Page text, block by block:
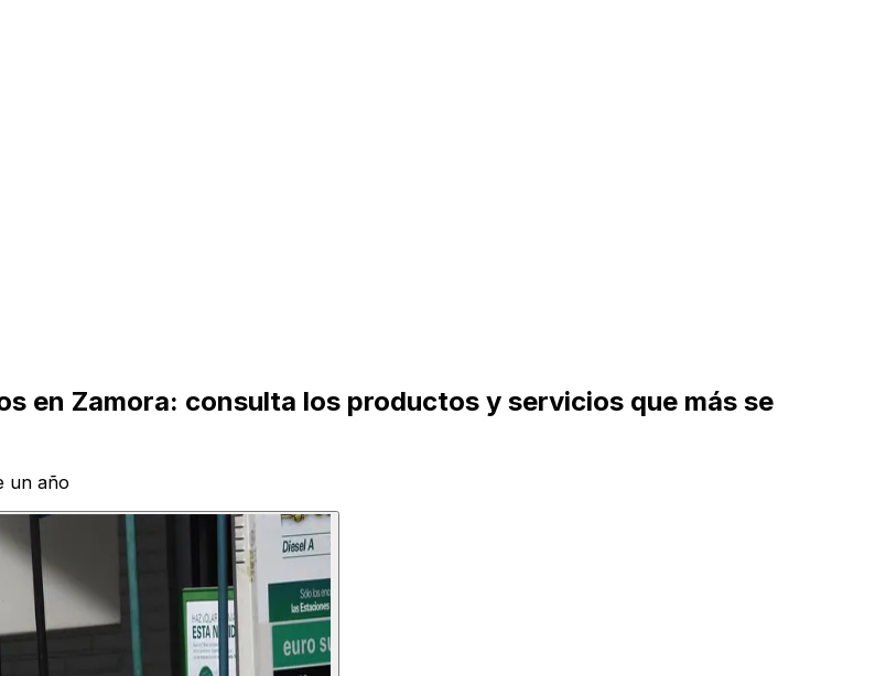
en Zamora: consulta los productos y servicios que más se
un año